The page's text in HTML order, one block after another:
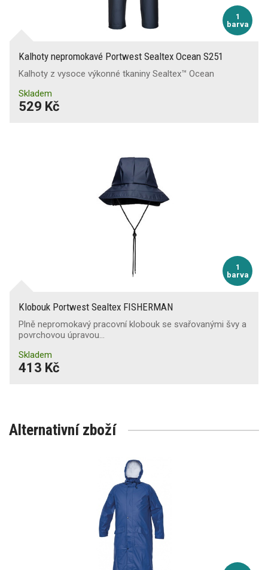
1
barva
Kalhoty nepromokavé Portwest Sealtex Ocean S251
Kalhoty z vysoce výkonné tkaniny Sealtex™ Ocean
Skladem
529 Kč
1
barva
Klobouk Portwest Sealtex FISHERMAN
Plně nepromokavý pracovní klobouk se svařovanými švy a
povrchovou úpravou…
Skladem
413 Kč
Alternativní zboží